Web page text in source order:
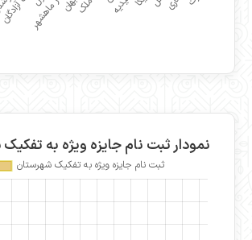
نمودار ثبت نام جایزه ویژه به